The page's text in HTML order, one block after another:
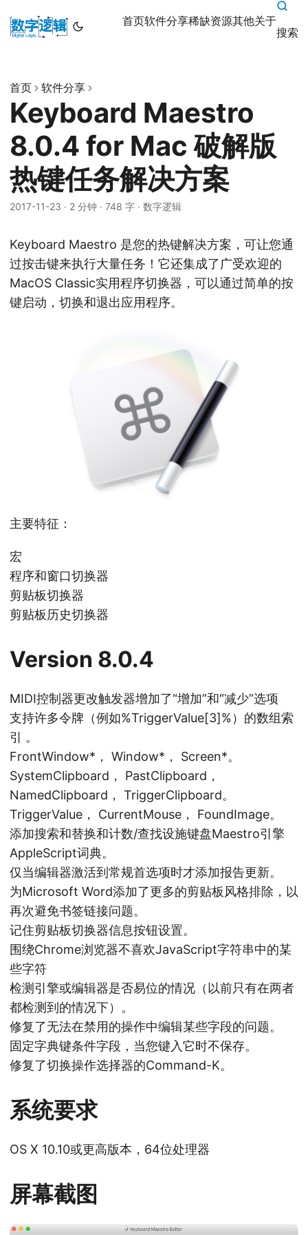
首页软件分享稀缺资源其他关于
搜索
首页 软件分享
Keyboard Maestro
8.0.4 for Mac 破解版
热键任务解决方案
2017-11-23 · 2 分钟 · 748 字 · 数字逻辑
Keyboard Maestro 是您的热键解决方案，可让您通
过按击键来执行大量任务！它还集成了广受欢迎的
MacOS Classic实用程序切换器，可以通过简单的按
键启动，切换和退出应用程序。
主要特征：
宏
程序和窗口切换器
剪贴板切换器
剪贴板历史切换器
Version 8.0.4
MIDI控制器更改触发器增加了“增加”和“减少”选项
支持许多令牌（例如%TriggerValue[3]%）的数组索
引 。
FrontWindow*， Window*， Screen*。
SystemClipboard， PastClipboard，
NamedClipboard， TriggerClipboard。
TriggerValue， CurrentMouse， FoundImage。
添加搜索和替换和计数/查找设施键盘Maestro引擎
AppleScript词典。
仅当编辑器激活到常规首选项时才添加报告更新。
为Microsoft Word添加了更多的剪贴板风格排除，以
再次避免书签链接问题。
记住剪贴板切换器信息按钮设置。
围绕Chrome浏览器不喜欢JavaScript字符串中的某
些字符
检测引擎或编辑器是否易位的情况（以前只有在两者
都检测到的情况下）。
修复了无法在禁用的操作中编辑某些字段的问题。
固定字典键条件字段，当您键入它时不保存。
修复了切换操作选择器的Command-K。
系统要求
OS X 10.10或更高版本，64位处理器
屏幕截图